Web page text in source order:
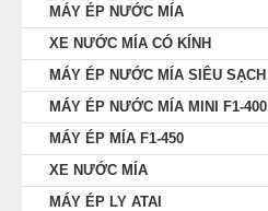
MÁY ÉP NƯỚC MÍA
XE NƯỚC MÍA CÓ KÍNH
MÁY ÉP NƯỚC MÍA SIÊU SẠCH
MÁY ÉP NƯỚC MÍA MINI F1-400
MÁY ÉP MÍA F1-450
XE NƯỚC MÍA
MÁY ÉP LY ATAI